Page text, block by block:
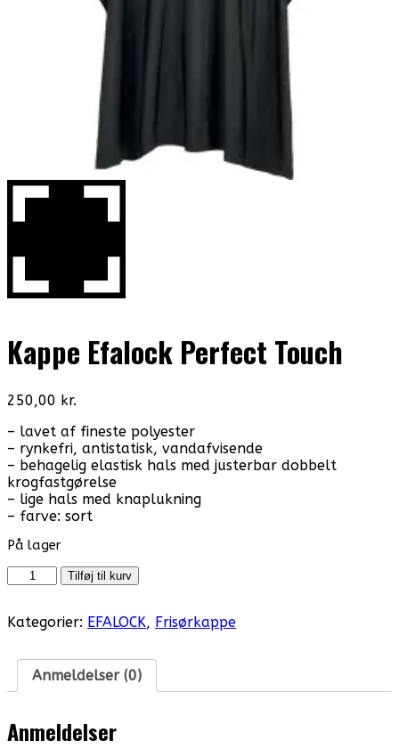
Kappe Efalock Perfect Touch
250,00 kr.
– lavet af fineste polyester
– rynkefri, antistatisk, vandafvisende
– behagelig elastisk hals med justerbar dobbelt
krogfastgørelse
– lige hals med knaplukning
– farve: sort
På lager
Kappe
Touch
Tilføj til kurv
Kategorier: EFALOCK, Frisørkappe
Anmeldelser (0)
Anmeldelser